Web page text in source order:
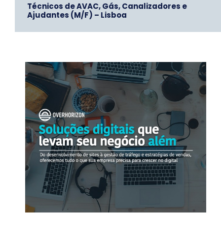
Técnicos de AVAC, Gás, Canalizadores e
Ajudantes (M/F) – Lisboa